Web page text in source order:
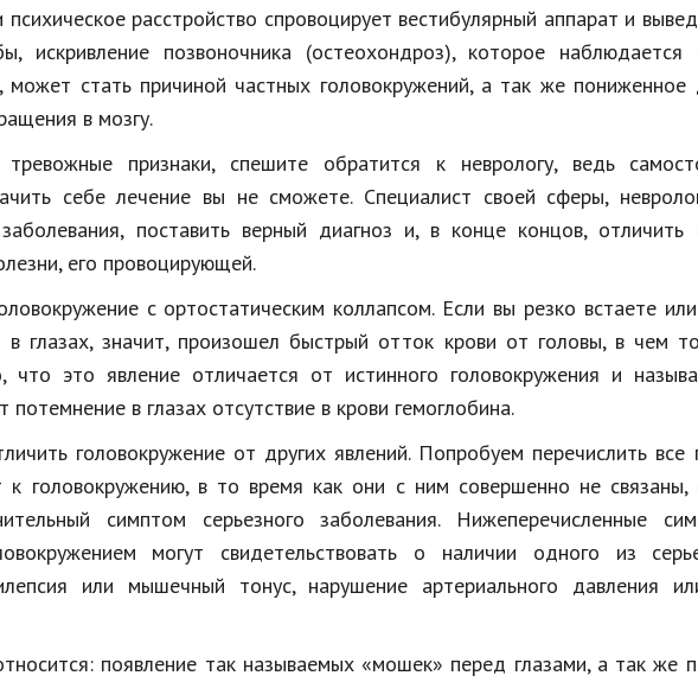
расстройство спровоцирует вестибулярный аппарат и
искривление позвоночника (остеохондроз), которое наблюдается
может стать причиной частных головокружений, а так же пониженное
в мозгу.
признаки, спешите обратится к неврологу, ведь
себе лечение вы не сможете. Специалист своей сферы,
поставить верный диагноз и, в конце концов, отличить
его провоцирующей.
с ортостатическим коллапсом. Если вы резко встаете
глазах, значит, произошел быстрый отток крови от головы, в чем
что это явление отличается от истинного головокружения и
в глазах отсутствие в крови гемоглобина.
головокружение от других явлений. Попробуем перечислить все
к головокружению, в то время как они с ним совершенно не связаны,
симптом серьезного заболевания. Нижеперечисленные
могут свидетельствовать о наличии одного из
или мышечный тонус, нарушение артериального давления
появление так называемых «мошек» перед глазами, а так же